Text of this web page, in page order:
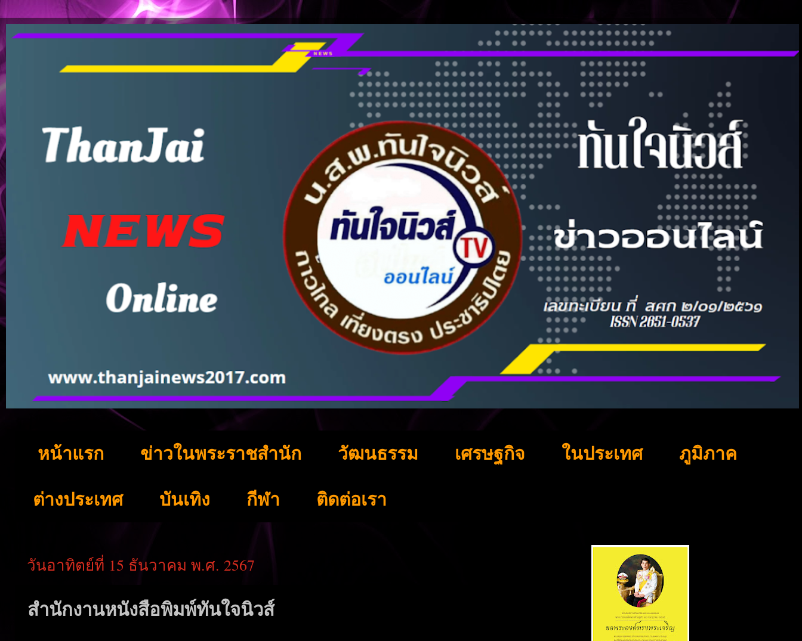
หน้าแรก ข่าวในพระราชสำนัก วัฒนธรรม เศรษฐกิจ ในประเทศ ภูมิภาค
ต่างประเทศ บันเทิง กีฬา ติดต่อเรา
วันอาทิตย์ที่ 15 ธันวาคม พ.ศ. 2567
สำนักงานหนังสือพิมพ์ทันใจนิวส์